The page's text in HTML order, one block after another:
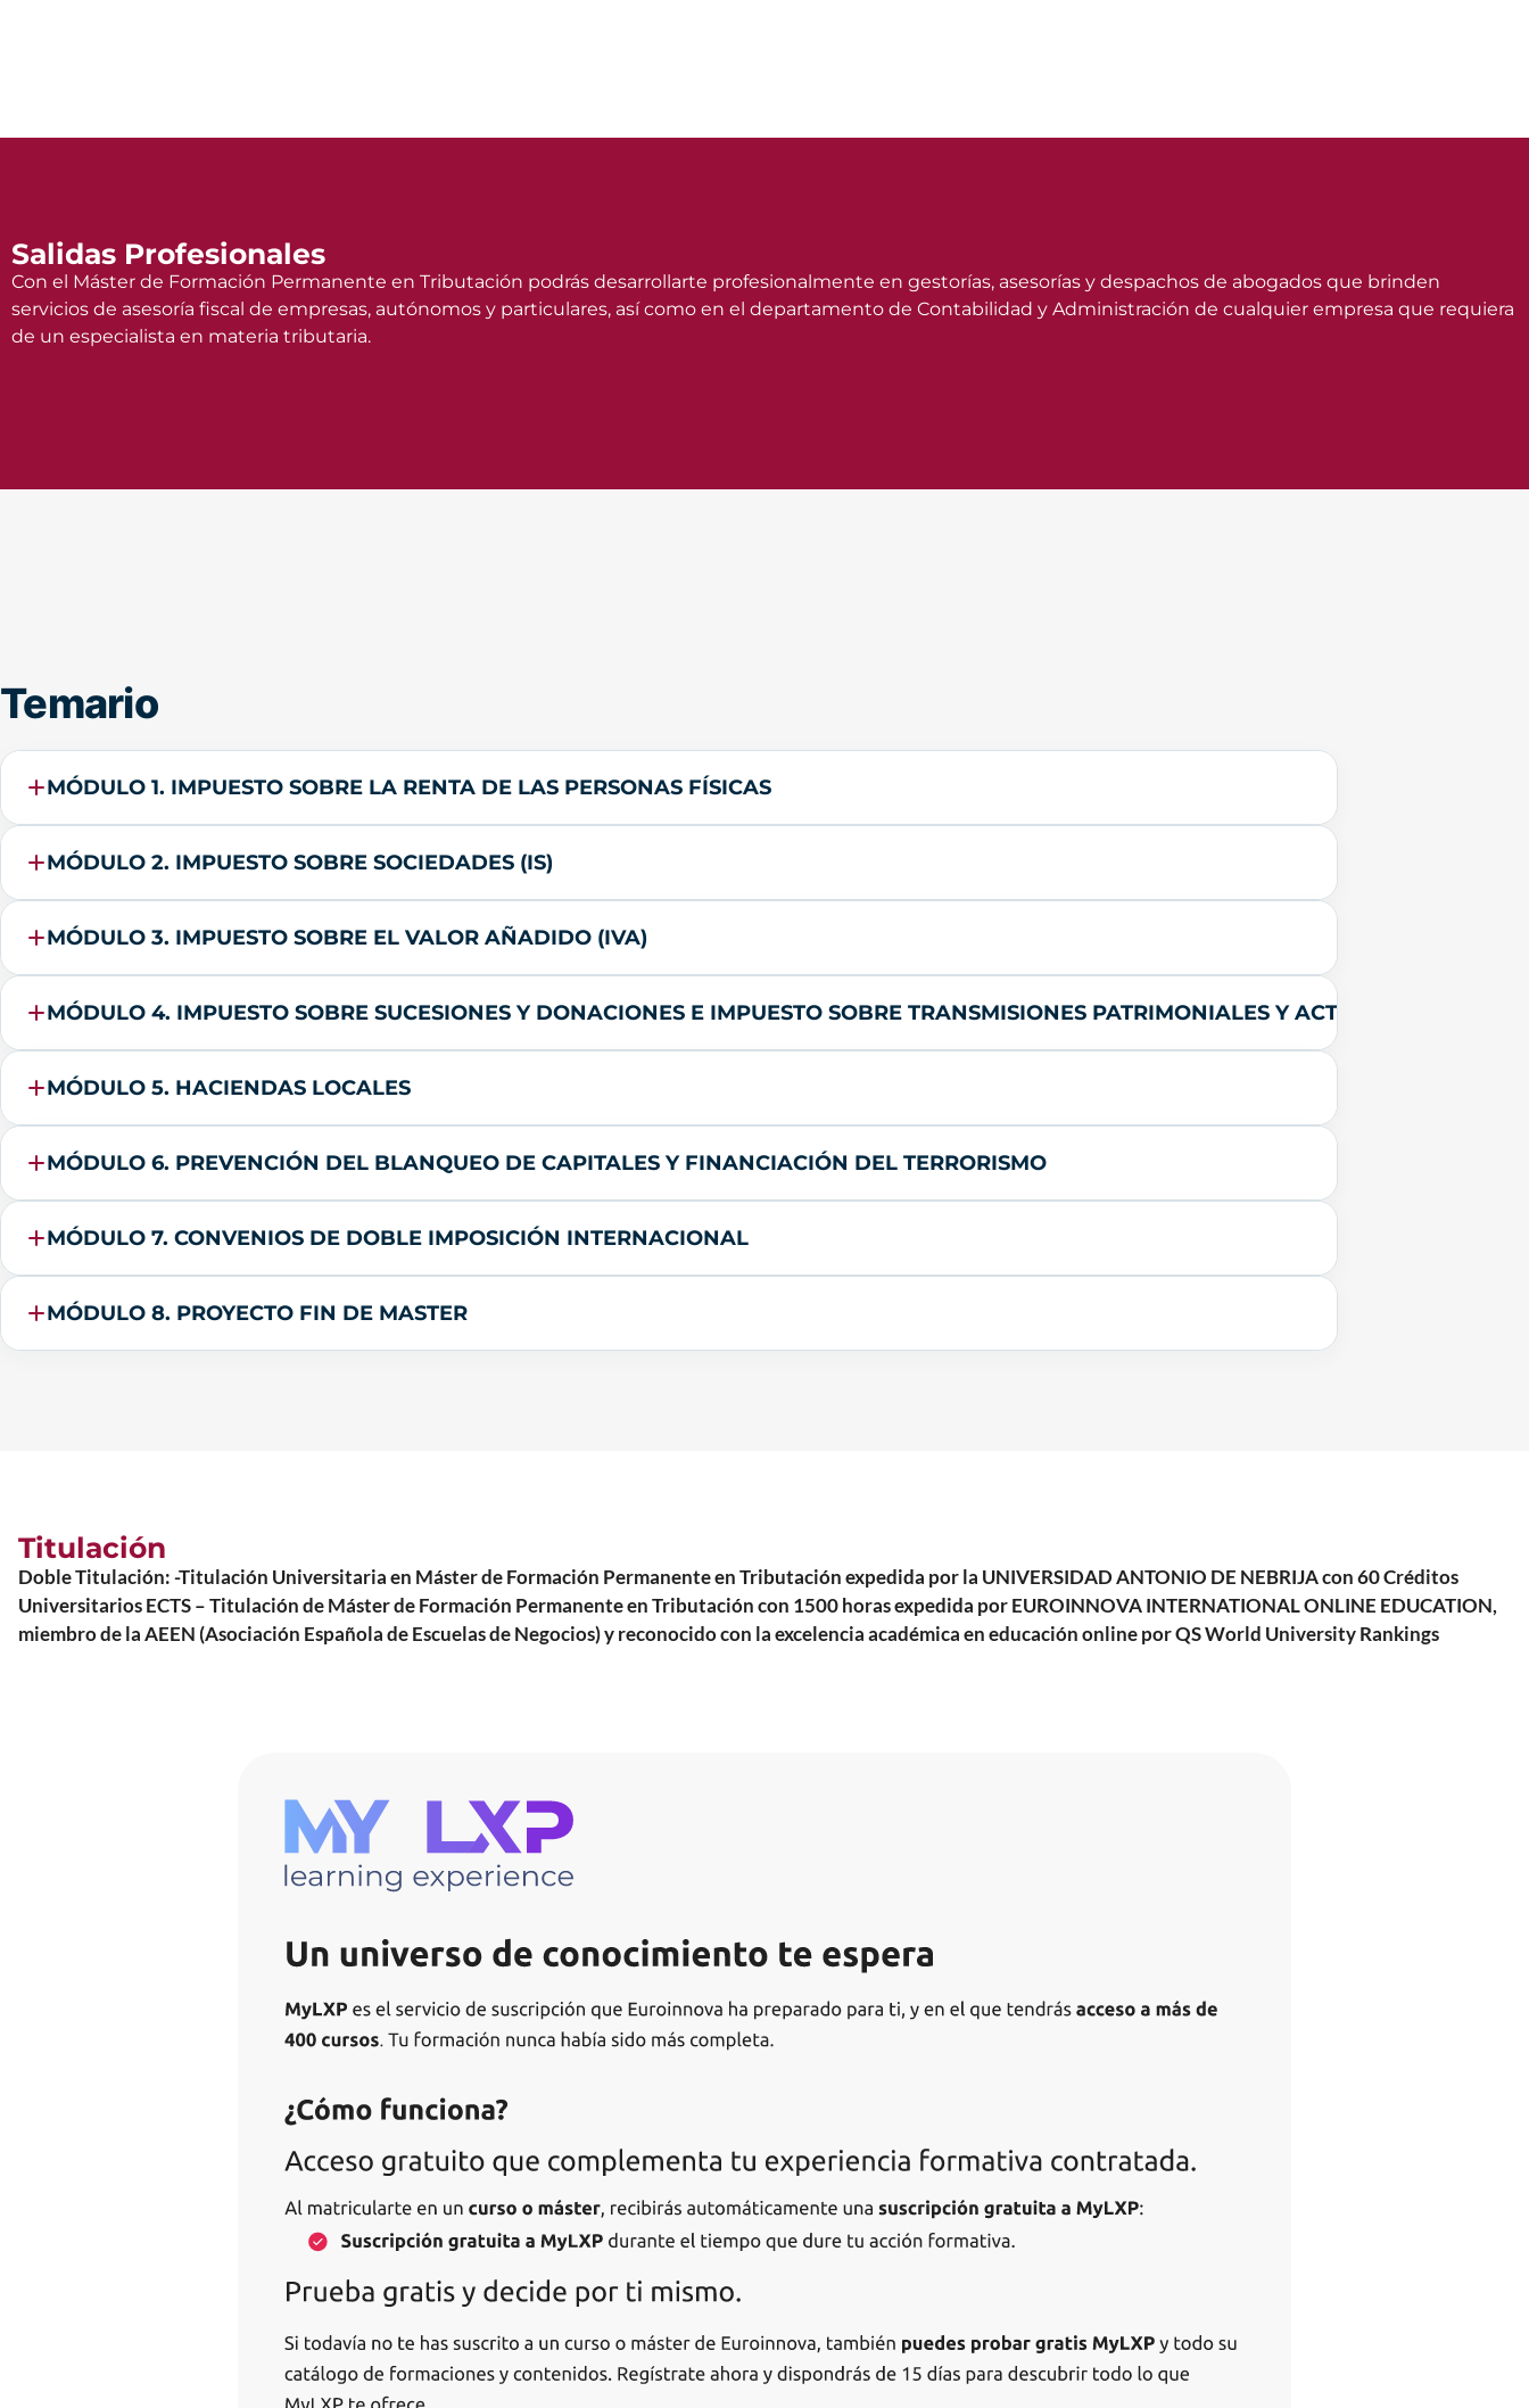
Salidas Profesionales
Con el Máster de Formación Permanente en Tributación podrás desarrollarte profesionalmente en gestorías, asesorías y despachos de abogados que brinden
servicios de asesoría fiscal de empresas, autónomos y particulares, así como en el departamento de Contabilidad y Administración de cualquier empresa que requiera
de un especialista en materia tributaria.
Temario
MÓDULO 1. IMPUESTO SOBRE LA RENTA DE LAS PERSONAS FÍSICAS
MÓDULO 2. IMPUESTO SOBRE SOCIEDADES (IS)
MÓDULO 3. IMPUESTO SOBRE EL VALOR AÑADIDO (IVA)
MÓDULO 4. IMPUESTO SOBRE SUCESIONES Y DONACIONES E IMPUESTO SOBRE TRANSMISIONES PATRIMONIALES Y ACTOS JURÍDICOS
MÓDULO 5. HACIENDAS LOCALES
MÓDULO 6. PREVENCIÓN DEL BLANQUEO DE CAPITALES Y FINANCIACIÓN DEL TERRORISMO
MÓDULO 7. CONVENIOS DE DOBLE IMPOSICIÓN INTERNACIONAL
MÓDULO 8. PROYECTO FIN DE MASTER
Titulación
Doble Titulación: -Titulación Universitaria en Máster de Formación Permanente en Tributación expedida por la UNIVERSIDAD ANTONIO DE NEBRIJA con 60 Créditos
Universitarios ECTS – Titulación de Máster de Formación Permanente en Tributación con 1500 horas expedida por EUROINNOVA INTERNATIONAL ONLINE EDUCATION,
miembro de la AEEN (Asociación Española de Escuelas de Negocios) y reconocido con la excelencia académica en educación online por QS World University Rankings